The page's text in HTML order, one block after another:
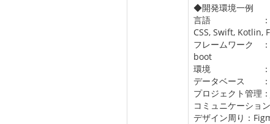
◆開発環境一例
言語 ：Golang,
CSS, Swift, Kotlin,
フレームワーク ：
boot
環境 ：
データベース ：
プロジェクト管理
コミュニケーショ
デザイン周り：